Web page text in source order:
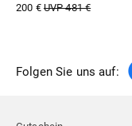
200 €UVP 481 €
Folgen Sie uns auf: